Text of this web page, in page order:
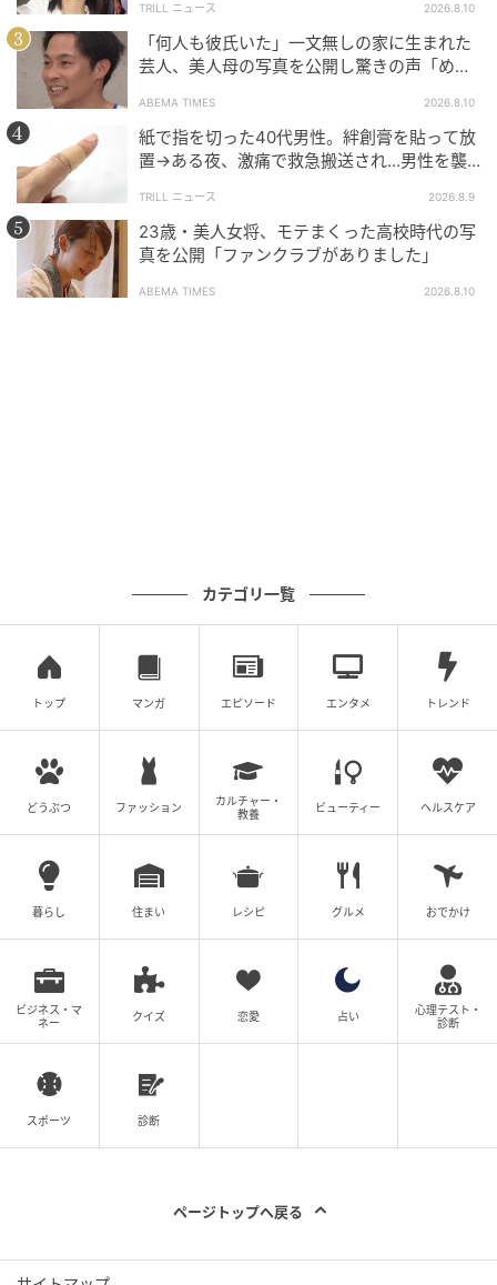
TRILL ニュース 2026.8.10
「何人も彼氏いた」一文無しの家に生まれた
芸人、美人母の写真を公開し驚きの声「めち
ABEMA TIMES 2026.8.10
紙で指を切った40代男性。絆創膏を貼って放
置→ある夜、激痛で救急搬送され…男性を襲
TRILL ニュース 2026.8.9
23歳・美人女将、モテまくった高校時代の写
真を公開「ファンクラブがありました」
ABEMA TIMES 2026.8.10
カテゴリ一覧
トップ マンガ エピソード エンタメ トレンド
どうぶつ ファッション
カルチャー・
教養
ビューティー ヘルスケア
暮らし 住まい レシピ グルメ おでかけ
ビジネス・マ
ネー
クイズ 恋愛 占い
心理テスト・
診断
スポーツ 診断
ページトップへ戻る